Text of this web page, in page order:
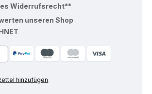
Widerrufsrecht**
unseren Shop
hinzufügen